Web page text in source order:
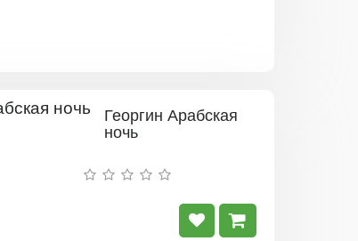
Георгин Арабская
ночь